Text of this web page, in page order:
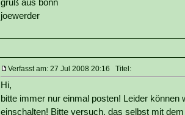
gruß aus bonn
joewerder
Verfasst am: 27 Jul 2008 20:16 Titel:
Hi,
bitte immer nur einmal posten! Leider
einschalten! Bitte versuch, das selbst mit